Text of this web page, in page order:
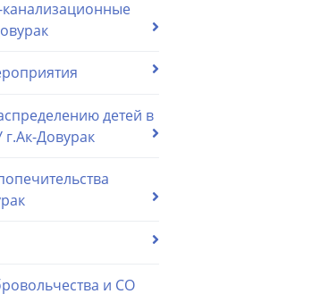
детей в
Довурак
и СО